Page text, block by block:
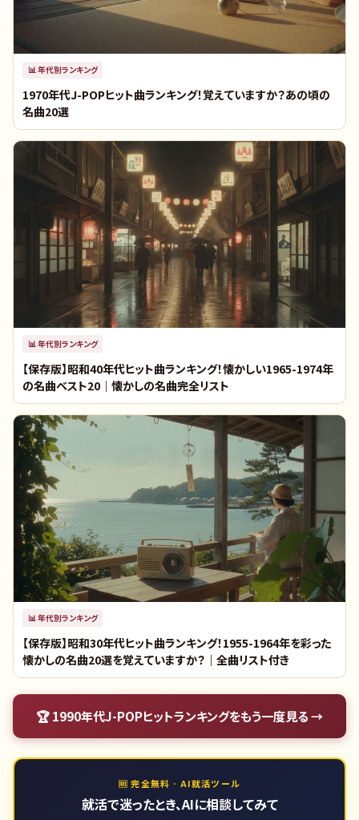
📊年代別ランキング
1970年代J-POPヒット曲ランキング！覚えていますか？あの頃の
名曲20選
📊年代別ランキング
【保存版】昭和40年代ヒット曲ランキング！懐かしい1965-1974年
の名曲ベスト20｜懐かしの名曲完全リスト
📊年代別ランキング
【保存版】昭和30年代ヒット曲ランキング！1955-1964年を彩った
懐かしの名曲20選を覚えていますか？｜全曲リスト付き
🏆1990年代J-POPヒットランキングをもう一度見る →
🆓 完全無料 · AI就活ツール
就活で迷ったとき、AIに相談してみて